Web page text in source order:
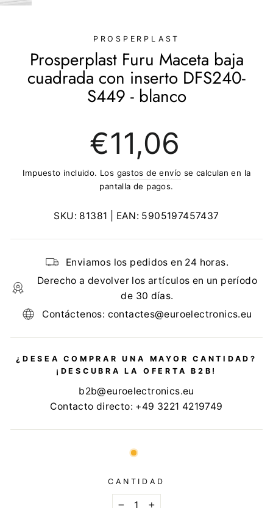
PROSPERPLAST
Prosperplast Furu Maceta baja
cuadrada con inserto DFS240-
S449 - blanco
regular
€11,06
Impuesto incluido. Los gastos de envío se calculan en la
pantalla de pagos.
SKU: 81381 | EAN: 5905197457437
Enviamos los pedidos en 24 horas.
Derecho a devolver los artículos en un período
de 30 días.
Contáctenos: contactes@euroelectronics.eu
¿DESEA COMPRAR UNA MAYOR CANTIDAD?
¡DESCUBRA LA OFERTA B2B!
b2b@euroelectronics.eu
Contacto directo: +49 3221 4219749
CANTIDAD